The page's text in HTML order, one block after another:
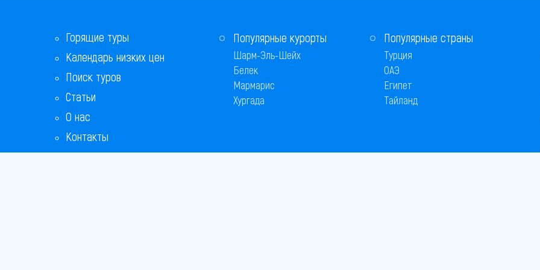
Горящие туры
Календарь низких цен
Поиск туров
Статьи
О нас
Контакты
Бонусная программа
Популярные курорты
Шарм-Эль-Шейх
Белек
Мармарис
Хургада
Популярные страны
Турция
ОАЭ
Египет
Тайланд